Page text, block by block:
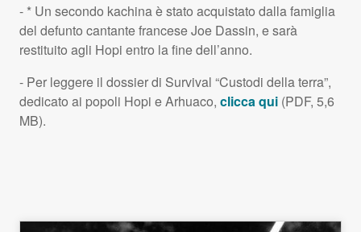
- * Un secondo kachina è stato acquistato dalla famiglia
del defunto cantante francese Joe Dassin, e sarà
restituito agli Hopi entro la fine dell’anno.
- Per leggere il dossier di Survival “Custodi della terra”,
dedicato ai popoli Hopi e Arhuaco, clicca qui (PDF, 5,6
MB).